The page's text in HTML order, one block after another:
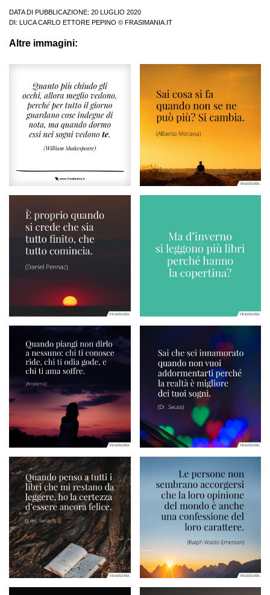
DATA DI PUBBLICAZIONE: 20 LUGLIO 2020
DI:
LUCA CARLO ETTORE PEPINO © FRASIMANIA.IT
Altre immagini: